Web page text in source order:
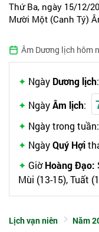
Thứ Ba, ngày 15/12/
Mười Một (Canh Tý)
Âm Dương lịch hôm
Ngày Dương lịch:
NgàyÂm lịch:
Ngày trong tuần:
NgàyQuý Hợi
GiờHoàng Đạo:
Mùi (13-15), Tuất
Lịch vạn niên Năm